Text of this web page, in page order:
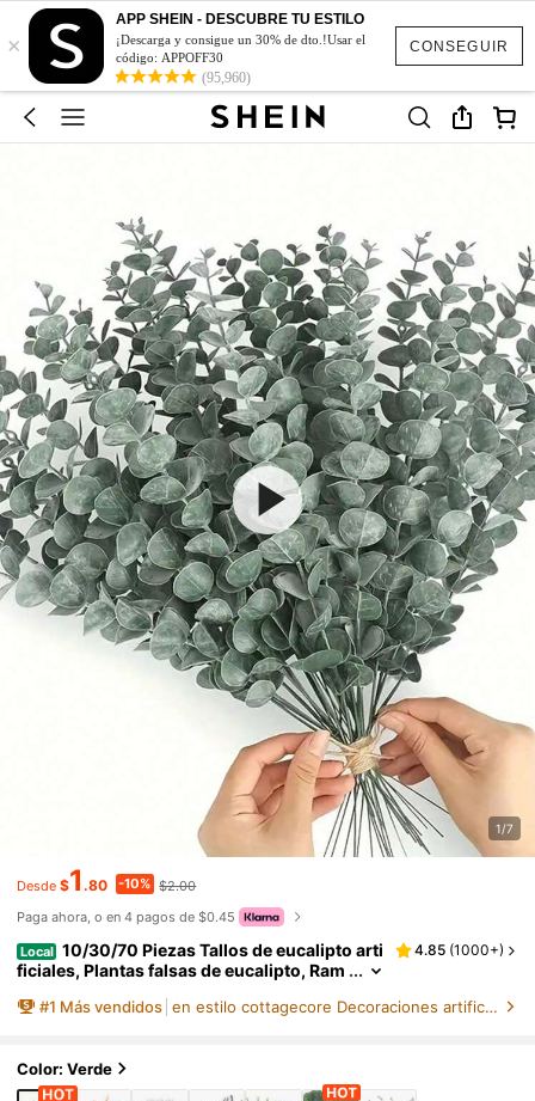
CONSEGUIR
×
APP SHEIN - DESCUBRE TU ESTILO
¡Descarga y consigue un 30% de dto.!Usar el
código: APPOFF30
(95,960)
1/7
Desde $1 .80 -10% $2.00
Paga ahora, o en 4 pagos de $0.45
Local 10/30/70 Piezas Tallos de eucalipto arti
ficiales, Plantas falsas de eucalipto, Ram
a, decoración del hogar, decoración de prim
4.85 (1000+)
#1 Más vendidos en estilo cottagecore Decoraciones artificiales&De
Color: Verde